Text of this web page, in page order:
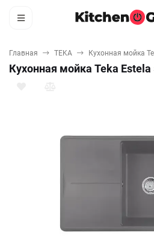
Главная TEKA Кухонная мойка
Кухонная мойка Teka Estela